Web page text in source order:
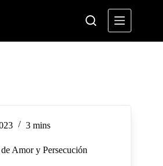
3 mins
Amor y Persecución